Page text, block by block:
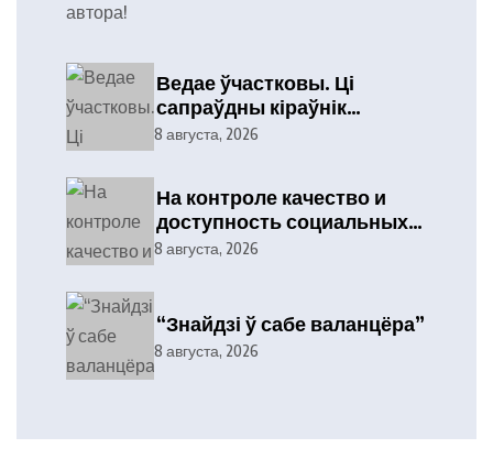
автора!
Ведае ўчастковы. Ці
сапраўдны кіраўнік
тэлефануе?
8 августа, 2026
На контроле качество и
доступность социальных
услуг
8 августа, 2026
“Знайдзі ў сабе валанцёра”
8 августа, 2026